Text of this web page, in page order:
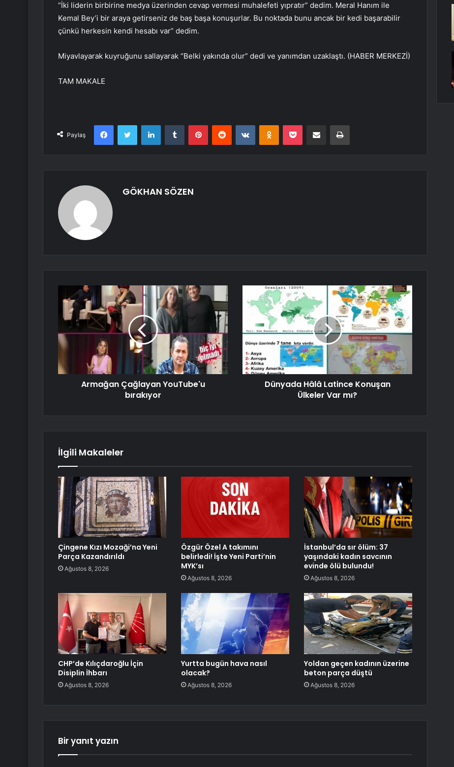
“İki liderin birbirine medya üzerinden cevap vermesi muhalefeti yıpratır” dedim. Meral Hanım ile
Kemal Bey’i bir araya getirseniz de baş başa konuşurlar. Bu noktada bunu ancak bir kedi başarabilir
çünkü herkesin kendi hesabı var” dedim.
Miyavlayarak kuyruğunu sallayarak “Belki yakında olur” dedi ve yanımdan uzaklaştı. (HABER MERKEZİ)
TAM MAKALE
Paylaş
FacebookTwitter LinkedInTumblr PinterestReddit VKontakteOdnoklassniki
Pocket E-Posta ile paylaş Yazdır
GÖKHAN SÖZEN
Armağan Çağlayan YouTube'u
bırakıyor
Dünyada Hâlâ Latince Konuşan
Ülkeler Var mı?
İlgili Makaleler
Çingene Kızı Mozaği’na Yeni
Parça Kazandırıldı
Ağustos 8, 2026
Özgür Özel A takımını
belirledi! İşte Yeni Parti’nin
MYK’sı
Ağustos 8, 2026
İstanbul’da sır ölüm: 37
yaşındaki kadın savcının
evinde ölü bulundu!
Ağustos 8, 2026
CHP’de Kılıçdaroğlu İçin
Disiplin İhbarı
Ağustos 8, 2026
Yurtta bugün hava nasıl
olacak?
Ağustos 8, 2026
Yoldan geçen kadının üzerine
beton parça düştü
Ağustos 8, 2026
Bir yanıt yazın